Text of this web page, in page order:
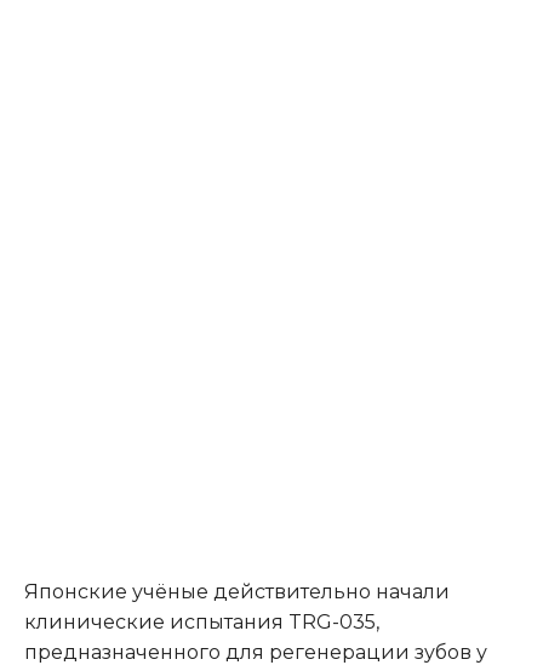
Японские учёные действительно начали
клинические испытания TRG-035,
предназначенного для регенерации зубов у